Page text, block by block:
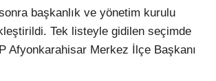
başkanlık ve yönetim kurulu
Tek listeyle gidilen seçimde
Afyonkarahisar Merkez İlçe Başkanı